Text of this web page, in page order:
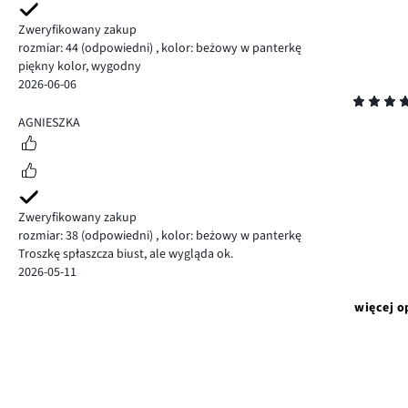
Zweryfikowany zakup
rozmiar: 44 (odpowiedni) , kolor: beżowy w panterkę
piękny kolor, wygodny
2026-06-06
5
AGNIESZKA
Zweryfikowany zakup
rozmiar: 38 (odpowiedni) , kolor: beżowy w panterkę
Troszkę spłaszcza biust, ale wygląda ok.
2026-05-11
więcej